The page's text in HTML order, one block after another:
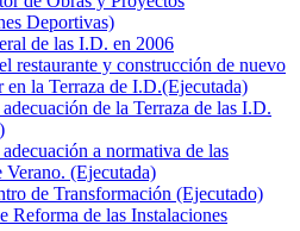
Deportivas)
de las I.D. en 2006
restaurante y construcción de nuevo
en la Terraza de I.D.(Ejecutada)
de la Terraza de las I.D.
a normativa de las
Verano. (Ejecutada)
de Transformación (Ejecutado)
Reforma de las Instalaciones